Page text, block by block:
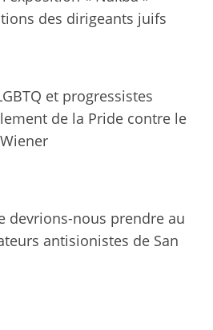
des dirigeants juifs
et progressistes
de la Pride contre le
devrions-nous prendre au
antisionistes de San